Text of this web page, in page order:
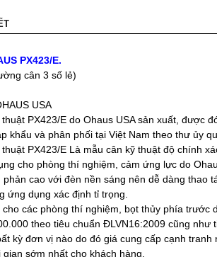
PX423/E.
cân 3 số lẻ)
USA
PX423/E do Ohaus USA sản xuất, được
khẩu và phân phối tại Việt Nam theo thư ủy
PX423/E Là mẫu cân kỹ thuật độ chính
cho phòng thí nghiệm, cảm ứng lực do
cao với đèn nền sáng nên dễ dàng thao
ứng dụng xác định tỉ trọng.
các phòng thí nghiệm, bọt thủy phía trước
theo tiêu chuẩn ĐLVN16:2009 cũng
kỳ đơn vị nào do đó giá cung cấp cạnh
sớm nhất cho khách hàng.